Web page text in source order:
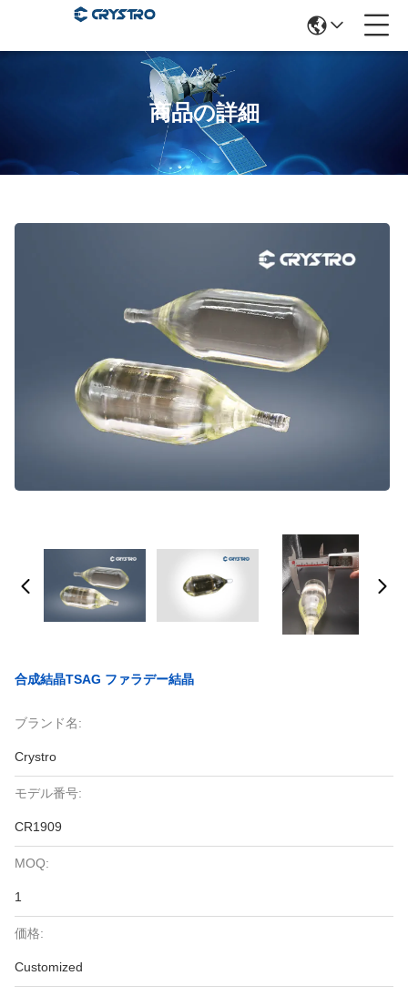
商品の詳細
合成結晶TSAG ファラデー結晶
ブランド名:
Crystro
モデル番号:
CR1909
MOQ:
1
価格:
Customized